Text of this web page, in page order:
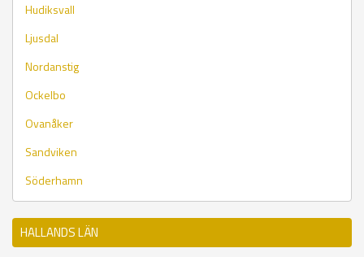
Hudiksvall
Ljusdal
Nordanstig
Ockelbo
Ovanåker
Sandviken
Söderhamn
HALLANDS LÄN